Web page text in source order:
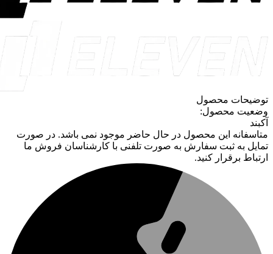
توضیحات محصول
وضعیت محصول:
آکبند
متاسفانه این محصول در حال حاضر موجود نمی باشد. در صورت
تمایل به ثبت سفارش به صورت تلفنی با کارشناسان فروش ما
ارتباط برقرار کنید.